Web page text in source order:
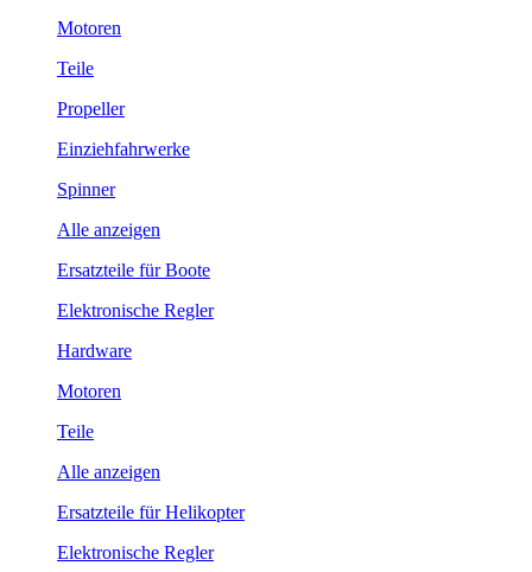
Motoren
Teile
Propeller
Einziehfahrwerke
Spinner
Alle anzeigen
Ersatzteile für Boote
Elektronische Regler
Hardware
Motoren
Teile
Alle anzeigen
Ersatzteile für Helikopter
Elektronische Regler